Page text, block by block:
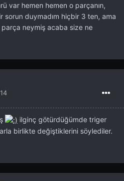
var hemen hemen o parçanın,
sorun duymadım hiçbir 3 ten, ama
parça neymiş acaba size ne
ilginç götürdüğümde triger
birlikte değiştiklerini söylediler.